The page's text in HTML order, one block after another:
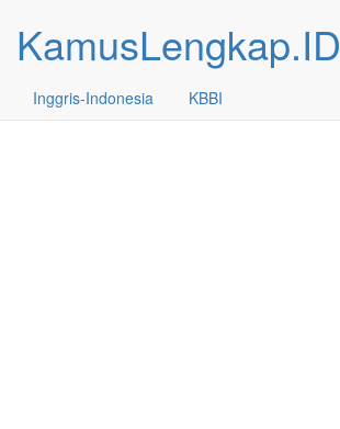
KamusLengkap.ID
Inggris-Indonesia KBBI